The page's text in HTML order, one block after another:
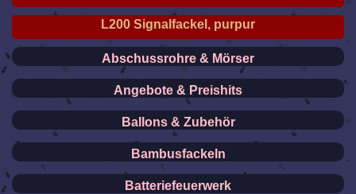
L200 Signalfackel, purpur
Abschussrohre & Mörser
Angebote & Preishits
Ballons & Zubehör
Bambusfackeln
Batteriefeuerwerk